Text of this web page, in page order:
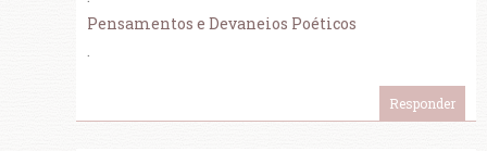
Pensamentos e Devaneios Poéticos
.
Responder